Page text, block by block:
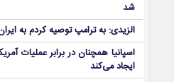
شد
الزیدی: به ترامپ توصیه کردم به
اسپانیا همچنان در برابر عملیات
ایجاد می‌کند